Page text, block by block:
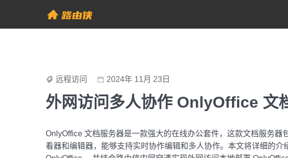
content
帮助中心 - 路由侠
远程访问 2024年 11月 23日
外网访问多人协作 OnlyOffice 文
OnlyOffice 文档服务器是一款强大的在线办公套件，这款文档服务器
看器和编辑器，能够支持实时协作编辑和多人协作。本文将详细的介